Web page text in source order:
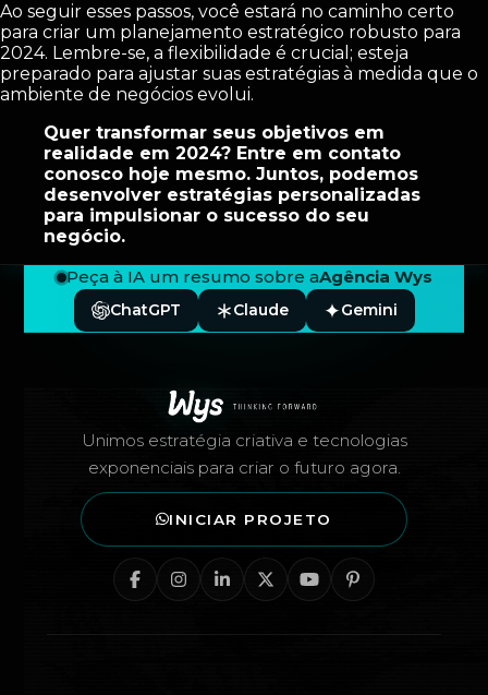
Ao seguir esses passos, você estará no caminho certo
para criar um planejamento estratégico robusto para
2024. Lembre-se, a flexibilidade é crucial; esteja
preparado para ajustar suas estratégias à medida que o
ambiente de negócios evolui.
Quer transformar seus objetivos em
realidade em 2024? Entre em contato
conosco hoje mesmo. Juntos, podemos
desenvolver estratégias personalizadas
para impulsionar o sucesso do seu
negócio.
Peça à IA um resumo sobre aAgência Wys
ChatGPT Claude Gemini
Unimos estratégia criativa e tecnologias
exponenciais para criar o futuro agora.
INICIAR PROJETO